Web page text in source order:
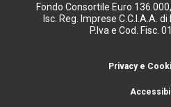
Fondo Consortile Euro
Isc. Reg. Imprese C.C.I.A.A.
P.Iva e Cod. Fisc.
Privacy e